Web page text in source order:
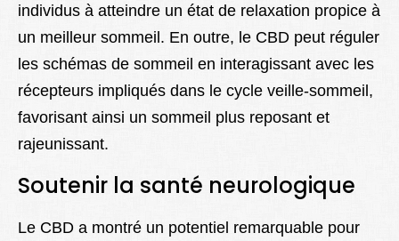
individus à atteindre un état de relaxation propice à
un meilleur sommeil. En outre, le CBD peut réguler
les schémas de sommeil en interagissant avec les
récepteurs impliqués dans le cycle veille-sommeil,
favorisant ainsi un sommeil plus reposant et
rajeunissant.
Soutenir la santé neurologique
Le CBD a montré un potentiel remarquable pour